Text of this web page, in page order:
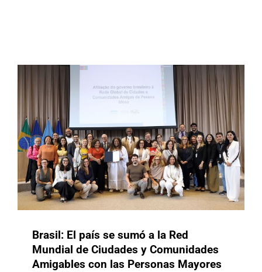
Brasil: El país se sumó a la Red
Mundial de Ciudades y Comunidades
Amigables con las Personas Mayores